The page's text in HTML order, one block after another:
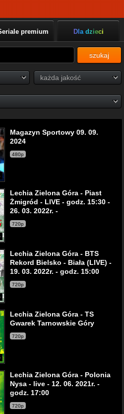
premium Dla dzieci
szukaj
Magazyn Sportowy 09. 09.
2024
480p
Lechia Zielona Góra - Piast
Żmigród - LIVE - godz. 15:30 -
26. 03. 2022r. -
720p
Lechia Zielona Góra - BTS
Rekord Bielsko - Biała (LIVE) -
19. 03. 2022r. - godz. 15:00
720p
Lechia Zielona Góra - TS
Gwarek Tarnowskie Góry
720p
Lechia Zielona Góra - Polonia
Nysa - live - 12. 06. 2021r. -
godz. 17:00
720p